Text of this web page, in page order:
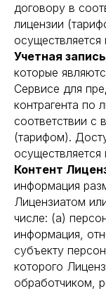
договору в
лицензии
Учетная запись
которые
Сервисе для
контрагента по
соответствии с
(тарифом).
Контент
информация
Лицензиатом
числе: (а)
информация,
субъекту
которого
обработчиком,